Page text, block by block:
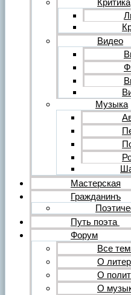
Видео
Музыка
Мастерская
Гражданинъ
Путь поэта
Форум
Все
О
О
О